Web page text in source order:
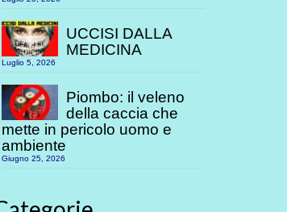
UCCISI DALLA
MEDICINA
Luglio 5, 2026
Piombo: il veleno
della caccia che
mette in pericolo uomo e
ambiente
Giugno 25, 2026